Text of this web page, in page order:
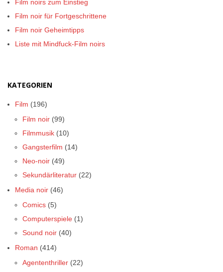
Film noirs zum Einstieg
Film noir für Fortgeschrittene
Film noir Geheimtipps
Liste mit Mindfuck-Film noirs
KATEGORIEN
Film (196)
Film noir (99)
Filmmusik (10)
Gangsterfilm (14)
Neo-noir (49)
Sekundärliteratur (22)
Media noir (46)
Comics (5)
Computerspiele (1)
Sound noir (40)
Roman (414)
Agententhriller (22)